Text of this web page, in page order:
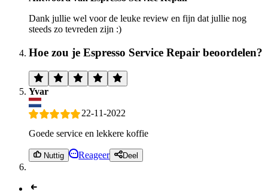
Dank jullie wel voor de leuke review en fijn dat jullie nog
steeds zo tevreden zijn :)
Hoe zou je Espresso Service Repair beoordelen?
Yvar
22-11-2022
Goede service en lekkere koffie
Nuttig Reageer Deel